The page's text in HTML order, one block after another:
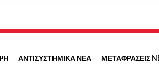
ΑΝΤΙΣΥΣΤΗΜΙΚΑ ΝΕΑ ΜΕΤΑΦΡΑΣΕΙΣ
ειδοποιήσεις για σημαντικά θέματά